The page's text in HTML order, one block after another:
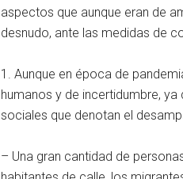
aspectos que aunque eran de
desnudo, ante las medidas de
1. Aunque en época de
humanos y de incertidumbre,
sociales que denotan el
– Una gran cantidad de